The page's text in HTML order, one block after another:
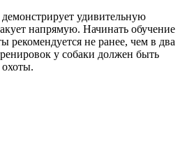
удивительную
напрямую. Начинать обучение
рекомендуется не ранее, чем в два
у собаки должен быть